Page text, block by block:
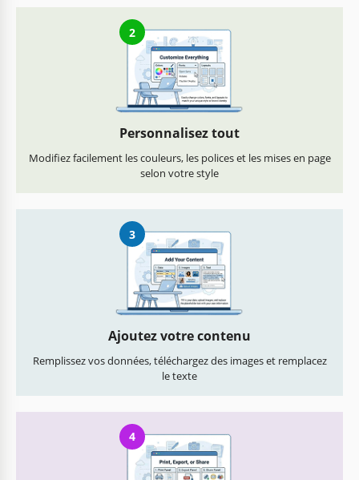
2
Personnalisez tout
Modifiez facilement les couleurs, les polices et les mises en page
selon votre style
3
Ajoutez votre contenu
Remplissez vos données, téléchargez des images et remplacez
le texte
4